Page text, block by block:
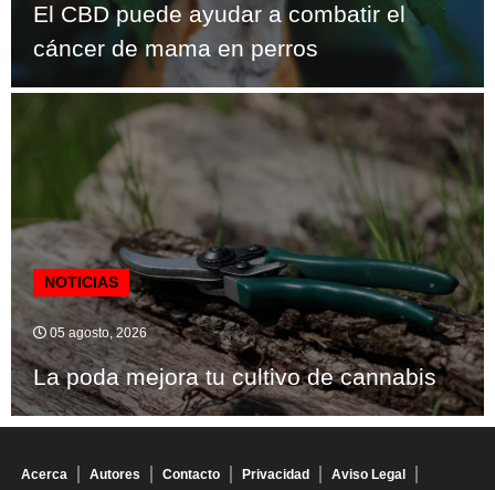
El CBD puede ayudar a combatir el
cáncer de mama en perros
NOTICIAS
05 agosto, 2026
La poda mejora tu cultivo de cannabis
Acerca Autores Contacto Privacidad Aviso Legal